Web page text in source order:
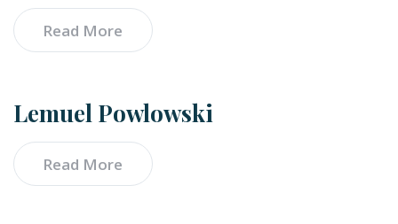
Read More
Lemuel Powlowski
Read More